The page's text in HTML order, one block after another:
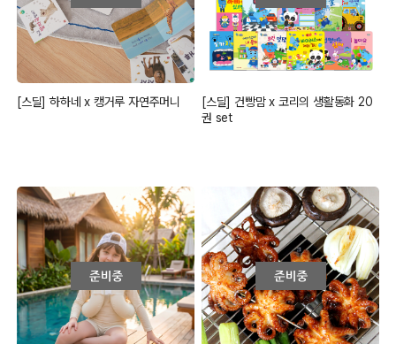
[스딜] 하하네 x 캥거루 자연주머니
[스딜] 건빵맘 x 코리의 생활동화 20
권 set